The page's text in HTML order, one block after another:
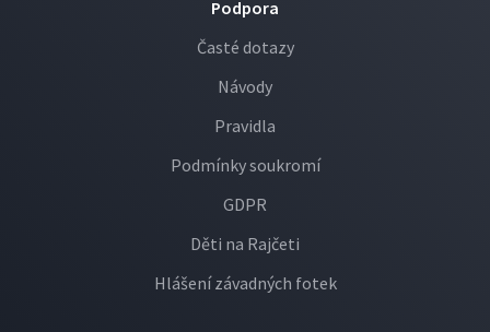
Podpora
Časté dotazy
Návody
Pravidla
Podmínky soukromí
GDPR
Děti na Rajčeti
Hlášení závadných fotek